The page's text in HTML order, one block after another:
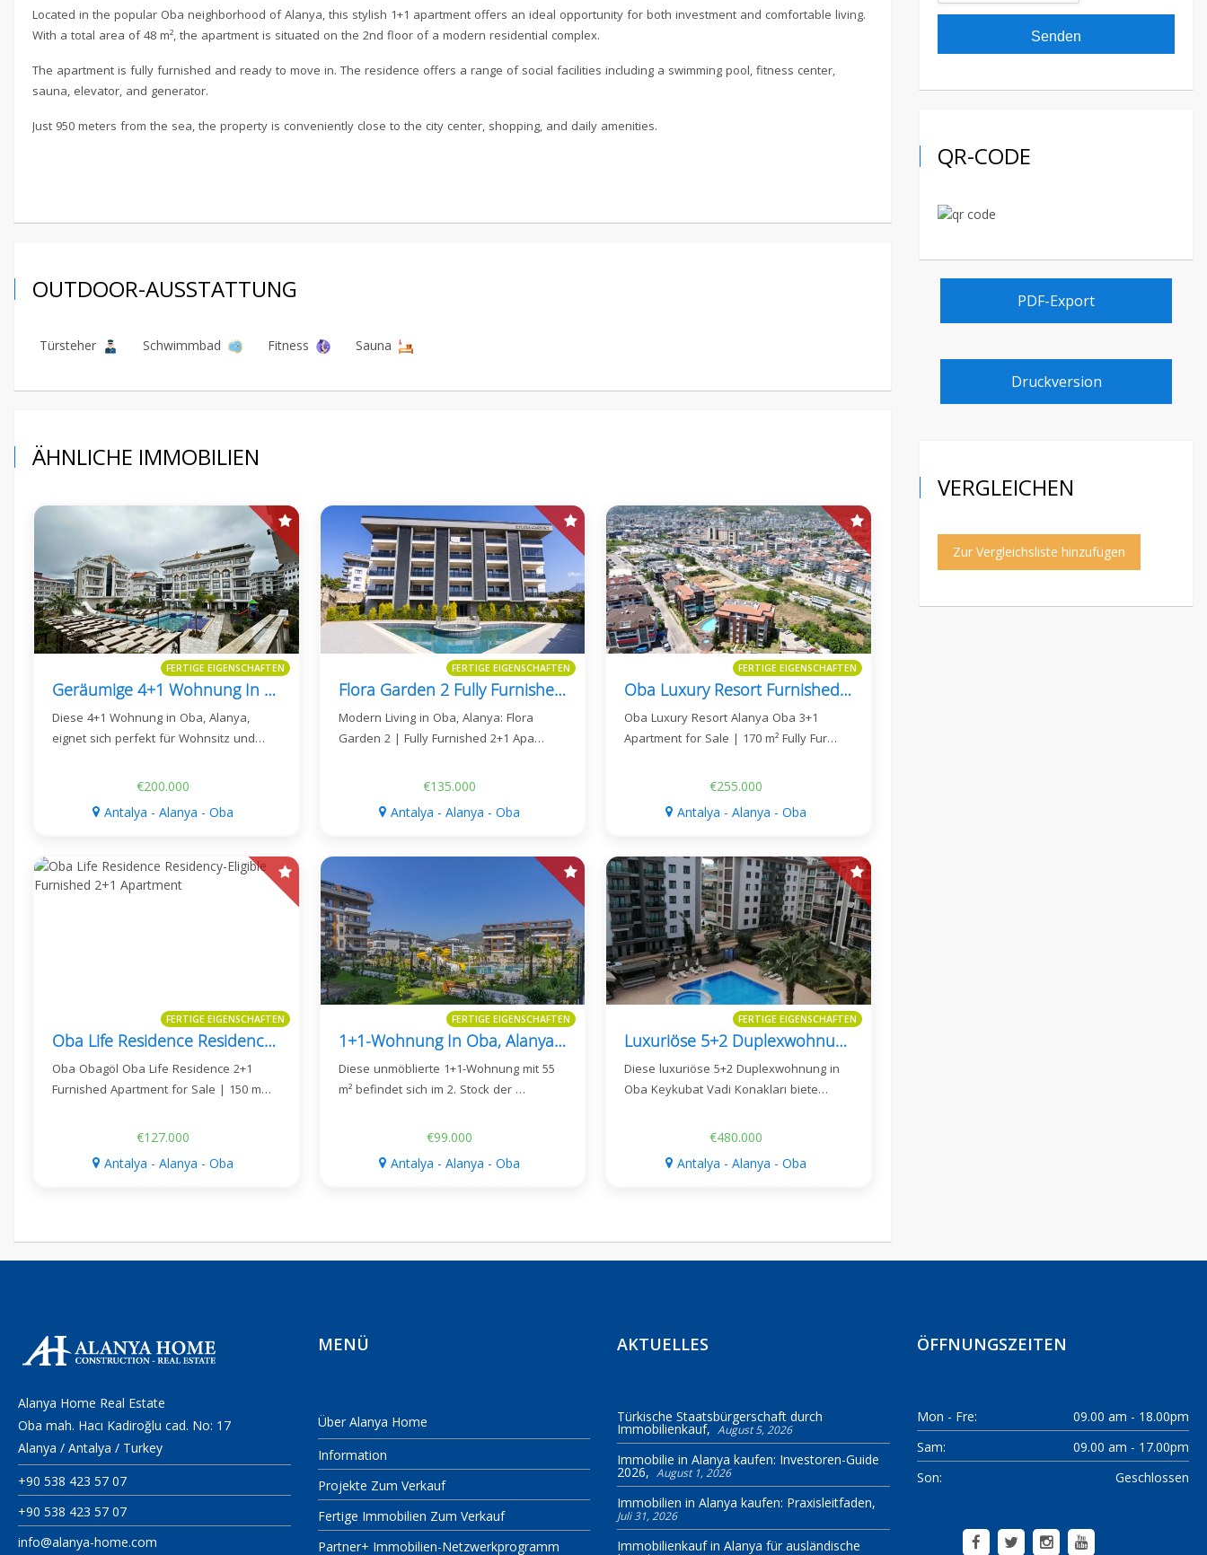
Located in the popular Oba neighborhood of Alanya, this stylish 1+1 apartment offers an ideal opportunity for both investment and comfortable living.
With a total area of 48 m², the apartment is situated on the 2nd floor of a modern residential complex.
The apartment is fully furnished and ready to move in. The residence offers a range of social facilities including a swimming pool, fitness center,
sauna, elevator, and generator.
Just 950 meters from the sea, the property is conveniently close to the city center, shopping, and daily amenities.
OUTDOOR-AUSSTATTUNG
Türsteher Schwimmbad Fitness Sauna
ÄHNLICHE IMMOBILIEN
FERTIGE EIGENSCHAFTEN
Geräumige 4+1 Wohnung In Oba, Alanya
Diese 4+1 Wohnung in Oba, Alanya,
eignet sich perfekt für Wohnsitz und…
€200.000
Antalya - Alanya - Oba
FERTIGE EIGENSCHAFTEN
Flora Garden 2 Fully Furnished 2+1 Apartment
Modern Living in Oba, Alanya: Flora
Garden 2 | Fully Furnished 2+1 Apa…
€135.000
Antalya - Alanya - Oba
FERTIGE EIGENSCHAFTEN
Oba Luxury Resort Furnished 3+1 Apartment Eligible For Citizenship
Oba Luxury Resort Alanya Oba 3+1
Apartment for Sale | 170 m² Fully Fur…
€255.000
Antalya - Alanya - Oba
FERTIGE EIGENSCHAFTEN
Oba Life Residence Residency-Eligible Furnished 2+1 Apartment
Oba Obagöl Oba Life Residence 2+1
Furnished Apartment for Sale | 150 m…
€127.000
Antalya - Alanya - Oba
FERTIGE EIGENSCHAFTEN
1+1-Wohnung In Oba, Alanya – Kavi Dreams, 55 M²
Diese unmöblierte 1+1-Wohnung mit 55
m² befindet sich im 2. Stock der …
€99.000
Antalya - Alanya - Oba
FERTIGE EIGENSCHAFTEN
Luxuriöse 5+2 Duplexwohnung Zum Verkauf In Oba Keykubat Vadi Konakları
Diese luxuriöse 5+2 Duplexwohnung in
Oba Keykubat Vadi Konakları biete…
€480.000
Antalya - Alanya - Oba
QR-CODE
PDF-Export
Druckversion
VERGLEICHEN
Zur Vergleichsliste hinzufügen
Alanya Home Real Estate
Oba mah. Hacı Kadiroğlu cad. No: 17
Alanya / Antalya / Turkey
+90 538 423 57 07
+90 538 423 57 07
info@alanya-home.com
MENÜ
Über Alanya Home
Information
Projekte Zum Verkauf
Fertige Immobilien Zum Verkauf
Partner+ Immobilien-Netzwerkprogramm
AKTUELLES
Türkische Staatsbürgerschaft durch
Immobilienkauf August 5, 2026
Immobilie in Alanya kaufen: Investoren-Guide
2026 August 1, 2026
Immobilien in Alanya kaufen: Praxisleitfaden
Juli 31, 2026
Immobilienkauf in Alanya für ausländische
ÖFFNUNGSZEITEN
Mon - Fre:
09.00 am - 18.00pm
Sam:
09.00 am - 17.00pm
Son:
Geschlossen